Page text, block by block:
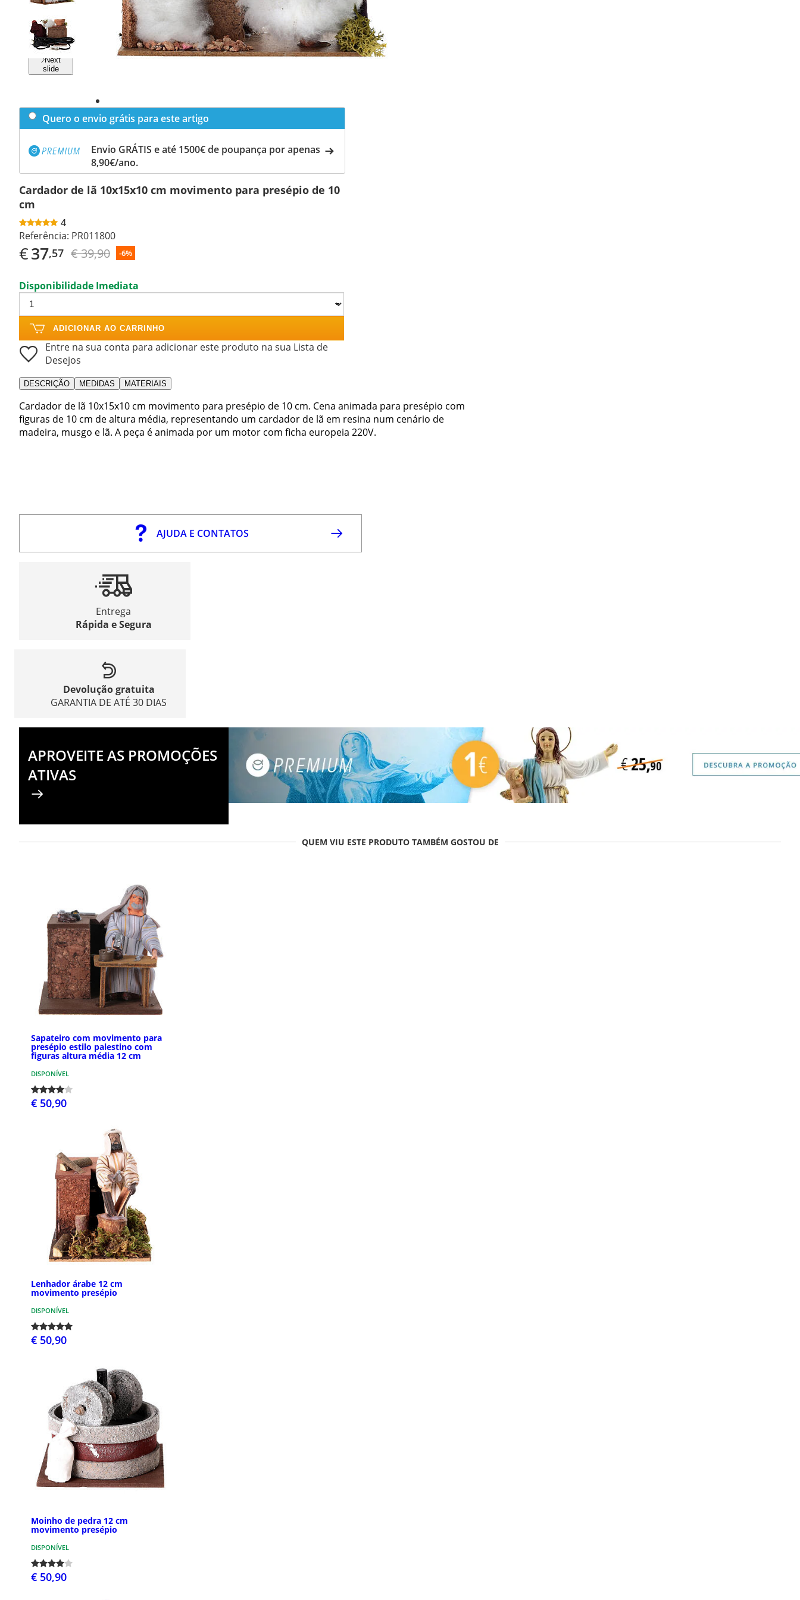
Previous
slide
Next
slide
Quero o envio grátis para este artigo
Envio GRÁTIS e até 1500€ de poupança por apenas
8,90€/ano.
Cardador de lã 10x15x10 cm movimento para presépio de 10
cm
4
Referência: PR011800
€37,57 € 39,90 -6%
Disponibilidade Imediata
ADICIONAR AO CARRINHO
Entre na sua conta para adicionar este produto na sua Lista de
Desejos
DESCRIÇÃO MEDIDAS MATERIAIS
Cardador de lã 10x15x10 cm movimento para presépio de 10 cm. Cena animada para presépio com
figuras de 10 cm de altura média, representando um cardador de lã em resina num cenário de
madeira, musgo e lã. A peça é animada por um motor com ficha europeia 220V.
AJUDA E CONTATOS
Entrega
Rápida e Segura
Devolução gratuita
GARANTIA DE ATÉ 30 DIAS
APROVEITE AS PROMOÇÕES
ATIVAS
QUEM VIU ESTE PRODUTO TAMBÉM GOSTOU DE
Sapateiro com movimento para
presépio estilo palestino com
figuras altura média 12 cm
DISPONÍVEL
€ 50,90
Lenhador árabe 12 cm
movimento presépio
DISPONÍVEL
€ 50,90
Moinho de pedra 12 cm
movimento presépio
DISPONÍVEL
€ 50,90